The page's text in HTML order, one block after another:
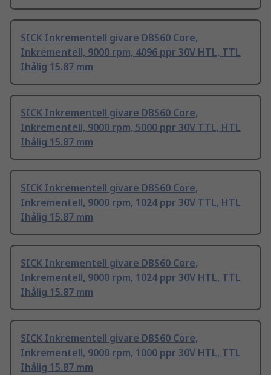
SICK Inkrementell givare DBS60 Core,
Inkrementell, 9000 rpm, 4096 ppr 30V HTL, TTL
Ihålig 15.87 mm
SICK Inkrementell givare DBS60 Core,
Inkrementell, 9000 rpm, 5000 ppr 30V TTL, HTL
Ihålig 15.87 mm
SICK Inkrementell givare DBS60 Core,
Inkrementell, 9000 rpm, 1024 ppr 30V TTL, HTL
Ihålig 15.87 mm
SICK Inkrementell givare DBS60 Core,
Inkrementell, 9000 rpm, 1024 ppr 30V HTL, TTL
Ihålig 15.87 mm
SICK Inkrementell givare DBS60 Core,
Inkrementell, 9000 rpm, 1000 ppr 30V HTL, TTL
Ihålig 15.87 mm